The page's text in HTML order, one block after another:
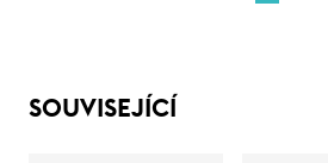
SOUVISEJÍCÍ